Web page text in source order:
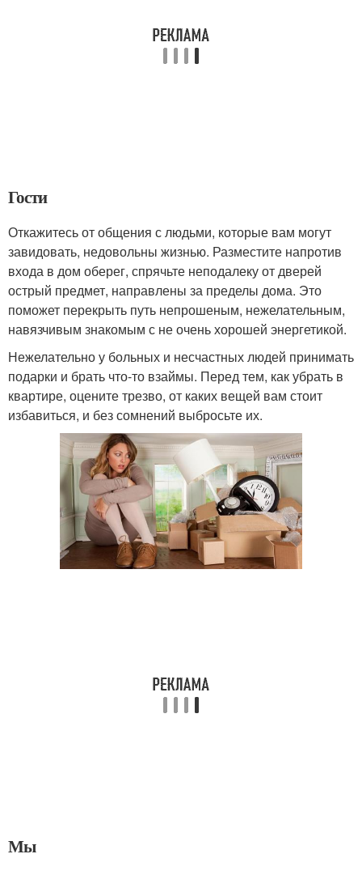
Гости
Откажитесь от общения с людьми, которые вам могут
завидовать, недовольны жизнью. Разместите напротив
входа в дом оберег, спрячьте неподалеку от дверей
острый предмет, направлены за пределы дома. Это
поможет перекрыть путь непрошеным, нежелательным,
навязчивым знакомым с не очень хорошей энергетикой.
Нежелательно у больных и несчастных людей принимать
подарки и брать что-то взаймы. Перед тем, как убрать в
квартире, оцените трезво, от каких вещей вам стоит
избавиться, и без сомнений выбросьте их.
Мы